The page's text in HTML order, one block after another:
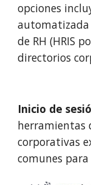
opciones
automatizada
de RH (HRIS
directorios
Inicio de
herramientas
corporativas
comunes